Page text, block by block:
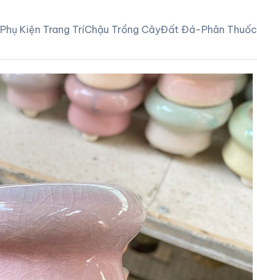
Phụ Kiện Trang TríChậu Trồng CâyĐất Đá-Phân Thuốc